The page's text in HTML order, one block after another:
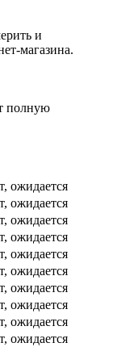
и
магазина.
полную
ожидается
ожидается
ожидается
ожидается
ожидается
ожидается
ожидается
ожидается
ожидается
ожидается